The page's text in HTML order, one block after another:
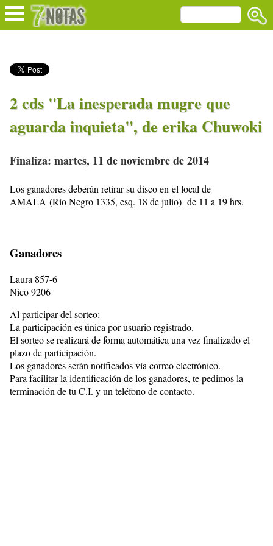
2 cds "La inesperada mugre que
aguarda inquieta", de erika Chuwoki
Finaliza: martes, 11 de noviembre de 2014
Los ganadores deberán retirar su disco en el local de
AMALA (Río Negro 1335, esq. 18 de julio) de 11 a 19 hrs.
Ganadores
Laura 857-6
Nico 9206
Al participar del sorteo:
La participación es única por usuario registrado.
El sorteo se realizará de forma automática una vez finalizado el
plazo de participación.
Los ganadores serán notificados vía correo electrónico.
Para facilitar la identificación de los ganadores, te pedimos la
terminación de tu C.I. y un teléfono de contacto.